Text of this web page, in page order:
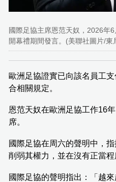
國際足協主席恩范天奴，2026年
開幕禮期間發言。(美聯社圖片/東
歐洲足協證實已向該名員工
合相關規定。
恩范天奴在歐洲足協工作16
席。
國際足協在周六的聲明中，
削弱其權力，並在沒有正當程
國際足協的聲明指出：「越